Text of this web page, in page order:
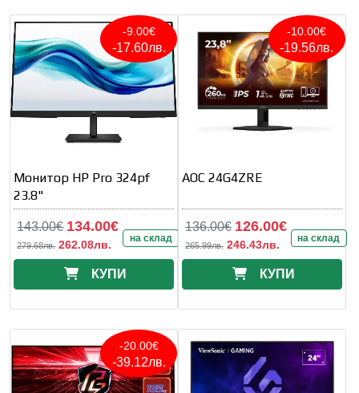
-9.00€
-17.60лв.
Монитор HP Pro 324pf
23.8"
143.00€ 134.00€
279.68лв. 262.08лв. на склад
КУПИ
-10.00€
-19.56лв.
AOC 24G4ZRE
136.00€ 126.00€
265.99лв. 246.43лв. на склад
КУПИ
-20.00€
-39.12лв.